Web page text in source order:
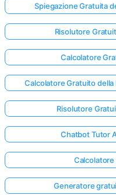
Spiegazione Gratuita
Risolutore
Calcolatore
Calcolatore Gratuito
Risolutore
Chatbot Tutor
Calcolatore
Generatore